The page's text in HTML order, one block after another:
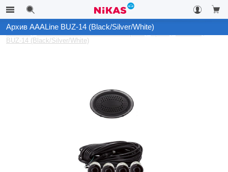
Каталог Автомобильные системы контроля Архив
BUZ-14 (Black/Silver/White)
Архив AAALine BUZ-14 (Black/Silver/White)